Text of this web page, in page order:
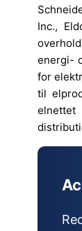
Inc.,
energi-
for
til
elnettet